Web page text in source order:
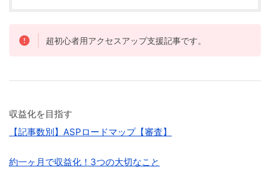
超初心者用アクセスアップ支援記事です。
収益化を目指す
【記事数別】ASPロードマップ【審査】
約一ヶ月で収益化！3つの大切なこと